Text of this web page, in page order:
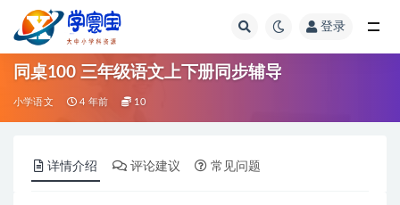
登录
同桌100 三年级语文上下册同步辅导
小学语文 4 年前 10
详情介绍 评论建议 常见问题
全部